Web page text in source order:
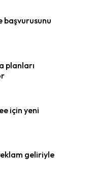
başvurusunu
planları
için yeni
geliriyle